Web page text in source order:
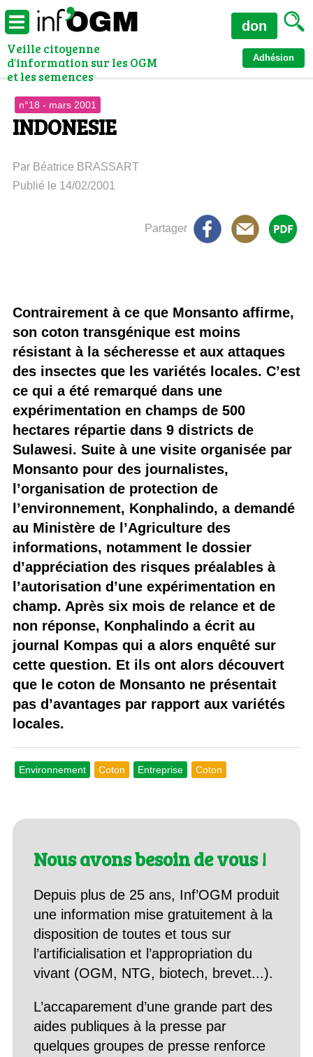
Veille citoyenne
d'information sur les OGM
et les semences
Adhésion
don
n°18 - mars 2001
INDONESIE
Par Béatrice BRASSART
Publié le 14/02/2001
Partager
Contrairement à ce que Monsanto affirme,
son coton transgénique est moins
résistant à la sécheresse et aux attaques
des insectes que les variétés locales. C’est
ce qui a été remarqué dans une
expérimentation en champs de 500
hectares répartie dans 9 districts de
Sulawesi. Suite à une visite organisée par
Monsanto pour des journalistes,
l’organisation de protection de
l’environnement, Konphalindo, a demandé
au Ministère de l’Agriculture des
informations, notamment le dossier
d’appréciation des risques préalables à
l’autorisation d’une expérimentation en
champ. Après six mois de relance et de
non réponse, Konphalindo a écrit au
journal Kompas qui a alors enquêté sur
cette question. Et ils ont alors découvert
que le coton de Monsanto ne présentait
pas d’avantages par rapport aux variétés
locales.
Environnement Coton Entreprise Coton
Nous avons besoin de vous !
Depuis plus de 25 ans, Inf’OGM produit
une information mise gratuitement à la
disposition de toutes et tous sur
l’artificialisation et l’appropriation du
vivant (OGM, NTG, biotech, brevet...).
L’accaparement d’une grande part des
aides publiques à la presse par
quelques groupes de presse renforce